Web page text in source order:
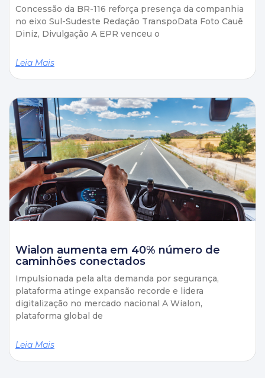
Concessão da BR-116 reforça presença da companhia
no eixo Sul-Sudeste Redação TranspoData Foto Cauê
Diniz, Divulgação A EPR venceu o
Leia Mais
Wialon aumenta em 40% número de
caminhões conectados
Impulsionada pela alta demanda por segurança,
plataforma atinge expansão recorde e lidera
digitalização no mercado nacional A Wialon,
plataforma global de
Leia Mais